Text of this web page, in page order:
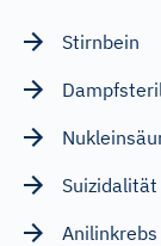
Stirnbein
Suizidalität
Anilinkrebs